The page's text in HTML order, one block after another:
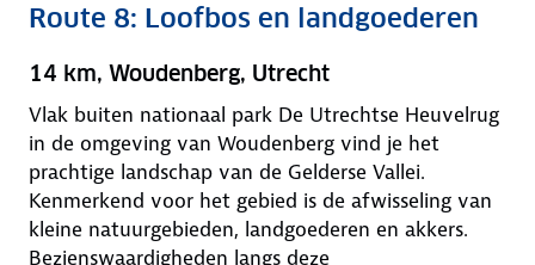
Route 8: Loofbos en landgoederen
14 km, Woudenberg, Utrecht
Vlak buiten nationaal park De Utrechtse Heuvelrug
in de omgeving van Woudenberg vind je het
prachtige landschap van de Gelderse Vallei.
Kenmerkend voor het gebied is de afwisseling van
kleine natuurgebieden, landgoederen en akkers.
Bezienswaardigheden langs deze